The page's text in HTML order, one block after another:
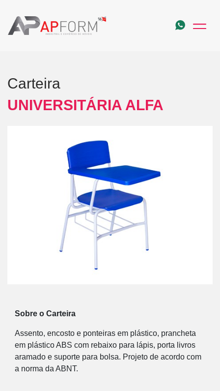
Carteira
UNIVERSITÁRIA ALFA
Sobre o Carteira
Assento, encosto e ponteiras em plástico, prancheta
em plástico ABS com rebaixo para lápis, porta livros
aramado e suporte para bolsa. Projeto de acordo com
a norma da ABNT.